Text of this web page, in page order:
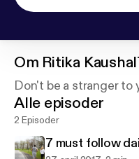
Om Ritika
Don't be a stranger to
Alle episoder
2 Episoder
7 must follow